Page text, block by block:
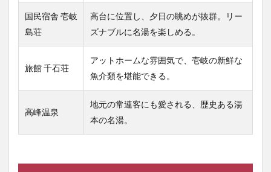
国民宿舎 壱岐
島荘
高台に位置し、夕日の眺めが抜群。リー
ズナブルに名湯を楽しめる。
旅館 千石荘
アットホームな雰囲気で、壱岐の新鮮な
魚介類を堪能できる。
高峰温泉
地元の常連客にも愛される、歴史ある湯
本の名湯。